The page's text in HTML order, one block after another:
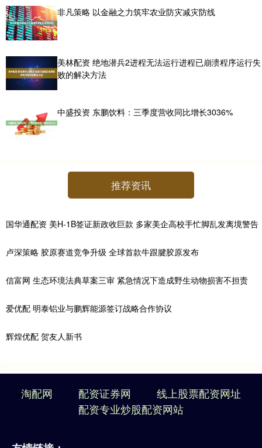
非凡策略 以金融之力筑牢农业防灾减灾防线
美林配资 绝地潜兵2进程无法运行进程已崩溃程序运行失
败的解决方法
中盛投资 东鹏饮料：三季度营收同比增长3036%
推荐资讯
国华通配资 美H-1B签证新政收巨款 多家美企高校手忙脚乱发离境警告
卢深策略 胶原赛道竞争升级 全球首款牛跟腱胶原发布
信富网 生态环境法典草案三审 紧急情况下造成野生动物损害不担责
爱优配 明泰铝业与鹏辉能源签订战略合作协议
辉煌优配 贺友人新书
淘配网 配资证券网
线上股票配资网址
配资专业炒股配资网站